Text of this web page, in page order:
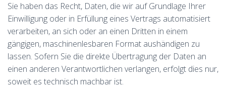
Sie haben das Recht, Daten, die wir auf Grundlage Ihrer
Einwilligung oder in Erfüllung eines Vertrags automatisiert
verarbeiten, an sich oder an einen Dritten in einem
gängigen, maschinenlesbaren Format aushändigen zu
lassen. Sofern Sie die direkte Übertragung der Daten an
einen anderen Verantwortlichen verlangen, erfolgt dies nur,
soweit es technisch machbar ist.